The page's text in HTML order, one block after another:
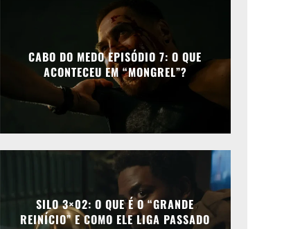
CABO DO MEDO EPISÓDIO 7: O QUE
ACONTECEU EM “MONGREL”?
SILO 3×02: O QUE É O “GRANDE
REINÍCIO” E COMO ELE LIGA PASSADO